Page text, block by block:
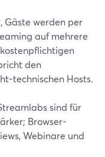
Gäste werden per
auf mehrere
den
technischen Hosts.
sind für
Browser-
Webinare und